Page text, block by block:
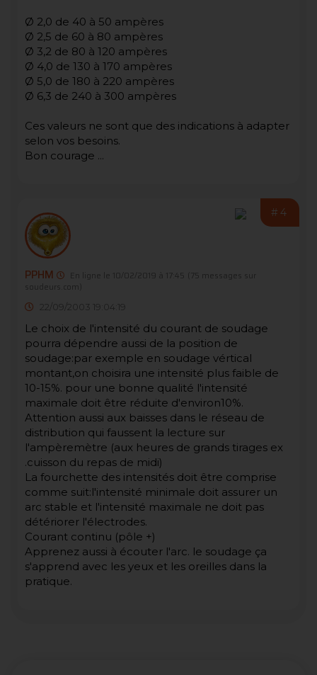
Ø 2,0 de 40 à 50 ampères
Ø 2,5 de 60 à 80 ampères
Ø 3,2 de 80 à 120 ampères
Ø 4,0 de 130 à 170 ampères
Ø 5,0 de 180 à 220 ampères
Ø 6,3 de 240 à 300 ampères
Ces valeurs ne sont que des indications à adapter
selon vos besoins.
Bon courage ...
#4
PPHM En ligne le 10/02/2019 à 17:45
(75 messages sur
soudeurs.com)
22/09/2003 19:04:19
Le choix de l'intensité du courant de soudage
pourra dépendre aussi de la position de
soudage:par exemple en soudage vértical
montant,on choisira une intensité plus faible de
10-15%. pour une bonne qualité l'intensité
maximale doit être réduite d'environ10%.
Attention aussi aux baisses dans le réseau de
distribution qui faussent la lecture sur
l'ampèremètre (aux heures de grands tirages ex
.cuisson du repas de midi)
La fourchette des intensités doit être comprise
comme suit:l'intensité minimale doit assurer un
arc stable et l'intensité maximale ne doit pas
détériorer l'électrodes.
Courant continu (pôle +)
Apprenez aussi à écouter l'arc. le soudage ça
s'apprend avec les yeux et les oreilles dans la
pratique.